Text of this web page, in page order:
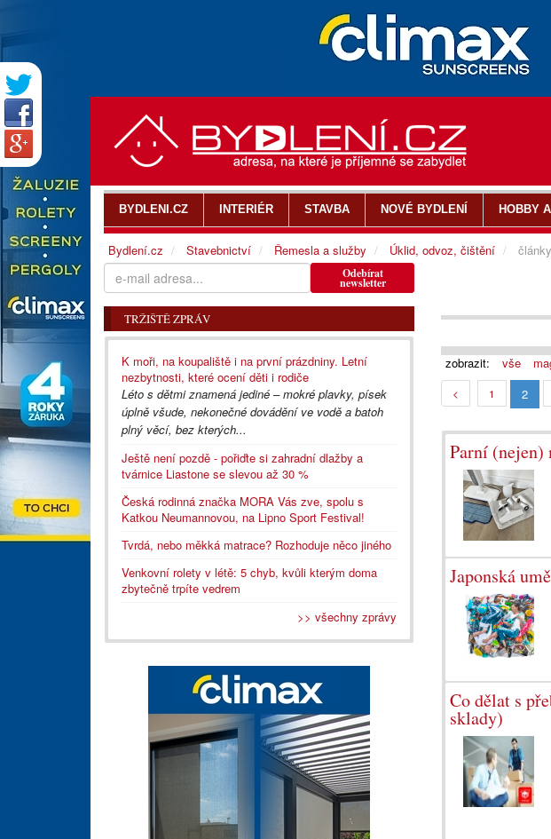
zobrazit: vše
< 1 2
Parní (nejen)
Japonská
Co dělat s
sklady)
Odebírat
newsletter
TRŽIŠTĚ ZPRÁV
K moři, na koupaliště i na první prázdniny. Letní
nezbytnosti, které ocení děti i rodiče
Léto s dětmi znamená jediné – mokré plavky, písek
úplně všude, nekonečné dovádění ve vodě a batoh
plný věcí, bez kterých...
Ještě není pozdě - pořiďte si zahradní dlažby a
tvárnice Liastone se slevou až 30 %
Česká rodinná značka MORA Vás zve, spolu s
Katkou Neumannovou, na Lipno Sport Festival!
Tvrdá, nebo měkká matrace? Rozhoduje něco jiného
Venkovní rolety v létě: 5 chyb, kvůli kterým doma
zbytečně trpíte vedrem
>> všechny zprávy
BYDLENI.CZ INTERIÉR STAVBA NOVÉ BYDLENÍ HOBBY
Bydlení.cz Stavebnictví Řemesla a služby Úklid, odvoz, čištění články